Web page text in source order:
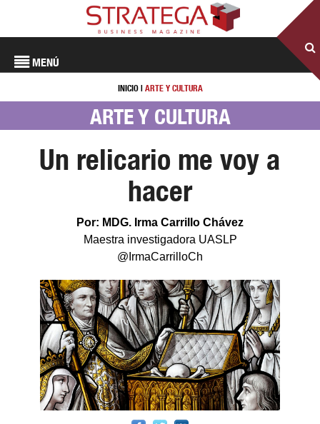
MENÚ
INICIO| ARTE Y CULTURA
ARTE Y CULTURA
Un relicario me voy a
hacer
Por: MDG. Irma Carrillo Chávez
Maestra investigadora UASLP
@IrmaCarrilloCh